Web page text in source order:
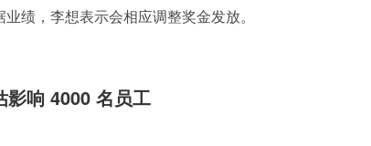
绩，李想表示会相应调整奖金发放。
影响 4000 名员工